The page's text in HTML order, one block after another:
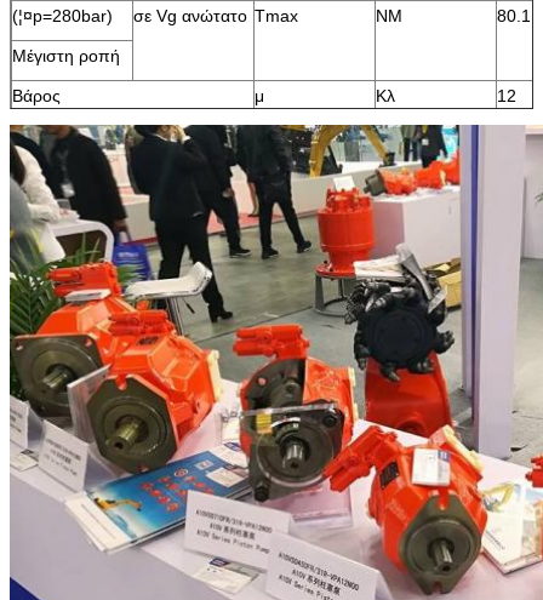
(¦¤p=280bar) σε Vg ανώτατο Tmax NM 80.1
Μέγιστη ροπή
Βάρος μ Κλ 12